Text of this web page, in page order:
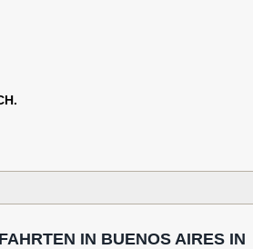
IN BUENOS AIRES IN